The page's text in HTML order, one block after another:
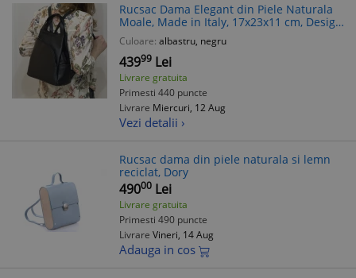
Rucsac Dama Elegant din Piele Naturala
Moale, Made in Italy, 17x23x11 cm, Design
2025
Culoare: albastru, negru
43999 Lei
Livrare gratuita
Primesti 440 puncte
Livrare Miercuri, 12 Aug
Vezi detalii ›
Rucsac dama din piele naturala si lemn
reciclat, Dory
49000 Lei
Livrare gratuita
Primesti 490 puncte
Livrare Vineri, 14 Aug
Adauga in cos